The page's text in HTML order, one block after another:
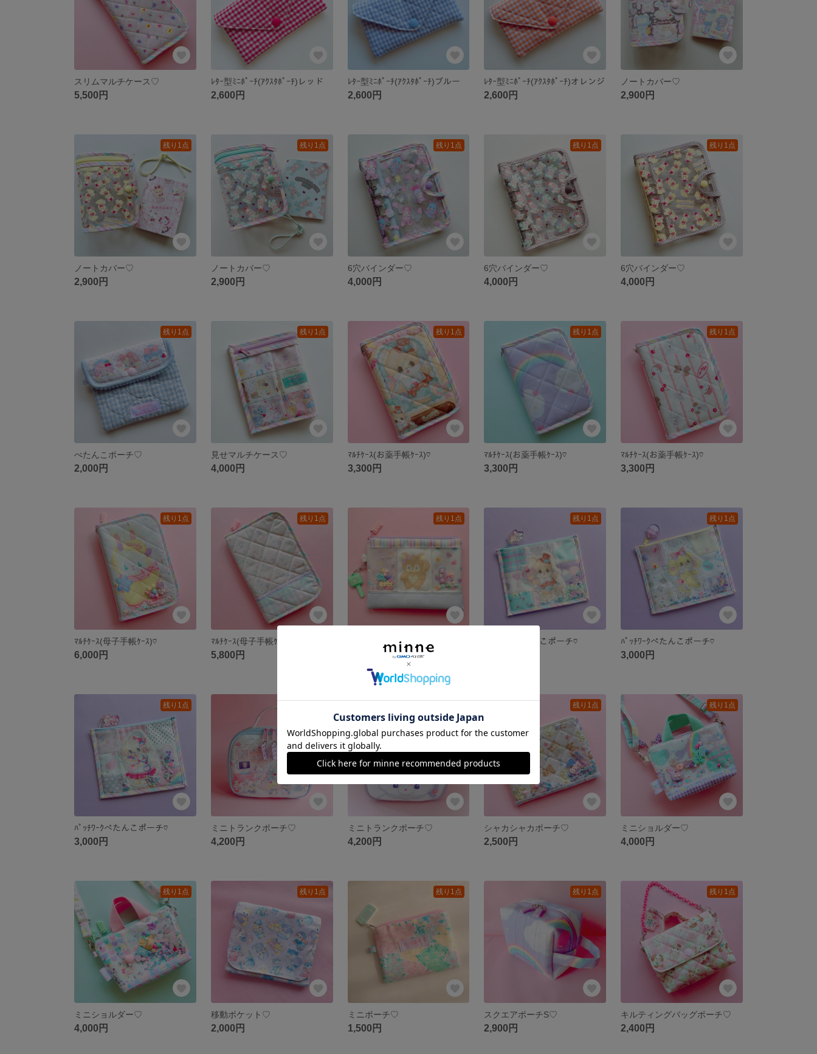
スリムマルチケース♡
5,500円
ﾚﾀｰ型ﾐﾆﾎﾟｰﾁ(ｱｸｽﾀﾎﾟｰﾁ)レッド
2,600円
ﾚﾀｰ型ﾐﾆﾎﾟｰﾁ(ｱｸｽﾀﾎﾟｰﾁ)ブルー
2,600円
ﾚﾀｰ型ﾐﾆﾎﾟｰﾁ(ｱｸｽﾀﾎﾟｰﾁ)オレンジ
2,600円
ノートカバー♡
2,900円
残り1点
ノートカバー♡
2,900円
残り1点
ノートカバー♡
2,900円
残り1点
6穴バインダー♡
4,000円
残り1点
6穴バインダー♡
4,000円
残り1点
6穴バインダー♡
4,000円
残り1点
ぺたんこポーチ♡
2,000円
残り1点
見せマルチケース♡
4,000円
残り1点
ﾏﾙﾁｹｰｽ(お薬手帳ｹｰｽ)♡
3,300円
残り1点
ﾏﾙﾁｹｰｽ(お薬手帳ｹｰｽ)♡
3,300円
残り1点
ﾏﾙﾁｹｰｽ(お薬手帳ｹｰｽ)♡
3,300円
残り1点
ﾏﾙﾁｹｰｽ(母子手帳ｹｰｽ)♡
6,000円
残り1点
ﾏﾙﾁｹｰｽ(母子手帳ｹｰｽ)♡
5,800円
残り1点
シャカシャカポーチ♡
残り1点
ﾊﾟｯﾁﾜｰｸぺたんこポーチ♡
残り1点
ﾊﾟｯﾁﾜｰｸぺたんこポーチ♡
3,000円
残り1点
ﾊﾟｯﾁﾜｰｸぺたんこポーチ♡
3,000円
ミニトランクポーチ♡
4,200円
ミニトランクポーチ♡
4,200円
残り1点
シャカシャカポーチ♡
2,500円
残り1点
ミニショルダー♡
4,000円
残り1点
ミニショルダー♡
4,000円
残り1点
移動ポケット♡
2,000円
残り1点
ミニポーチ♡
1,500円
残り1点
スクエアポーチS♡
2,900円
残り1点
キルティングバッグポーチ♡
2,400円